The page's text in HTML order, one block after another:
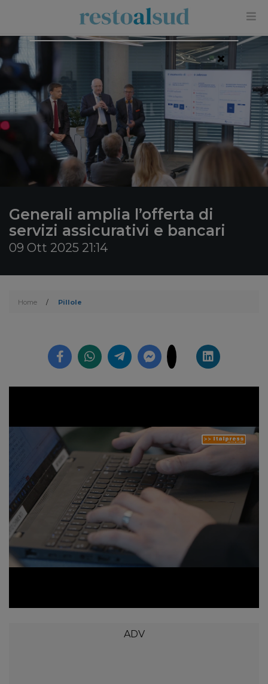
Generali amplia l’offerta di
servizi assicurativi e bancari
09 Ott 2025 21:14
Home / Pillole
×